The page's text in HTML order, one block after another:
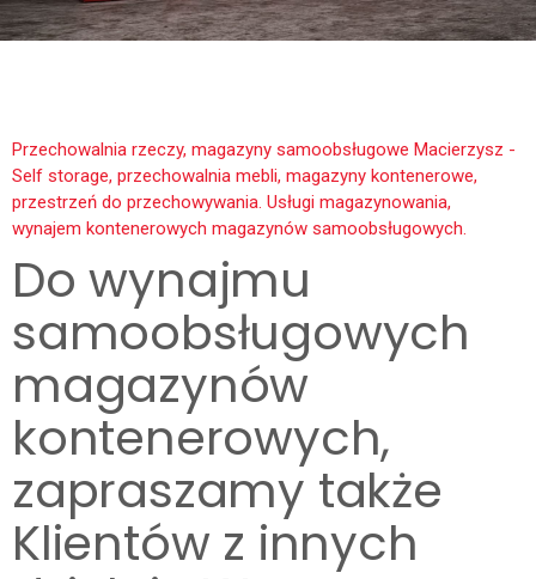
Przechowalnia rzeczy, magazyny samoobsługowe Macierzysz -
Self storage, przechowalnia mebli, magazyny kontenerowe,
przestrzeń do przechowywania. Usługi magazynowania,
wynajem kontenerowych magazynów samoobsługowych.
Do wynajmu
samoobsługowych
magazynów
kontenerowych,
zapraszamy także
Klientów z innych